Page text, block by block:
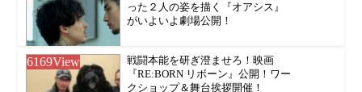
った２人の姿を描く『オアシス』
がいよいよ劇場公開！
6169View
戦闘本能を研ぎ澄ませろ！映画
『RE:BORN リボーン』公開！ワー
クショップ＆舞台挨拶開催！